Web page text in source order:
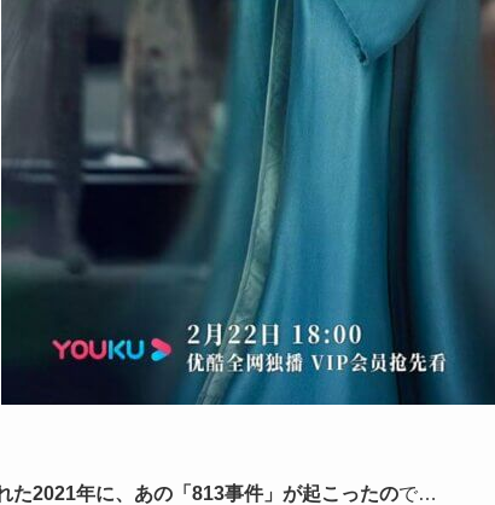
た2021年に、あの「813事件」が起こったので…